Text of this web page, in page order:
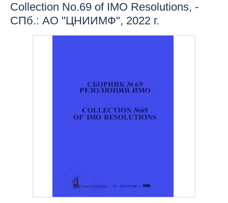
Collection No.69 of IMO Resolutions, -
СПб.: АО "ЦНИИМФ", 2022 г.